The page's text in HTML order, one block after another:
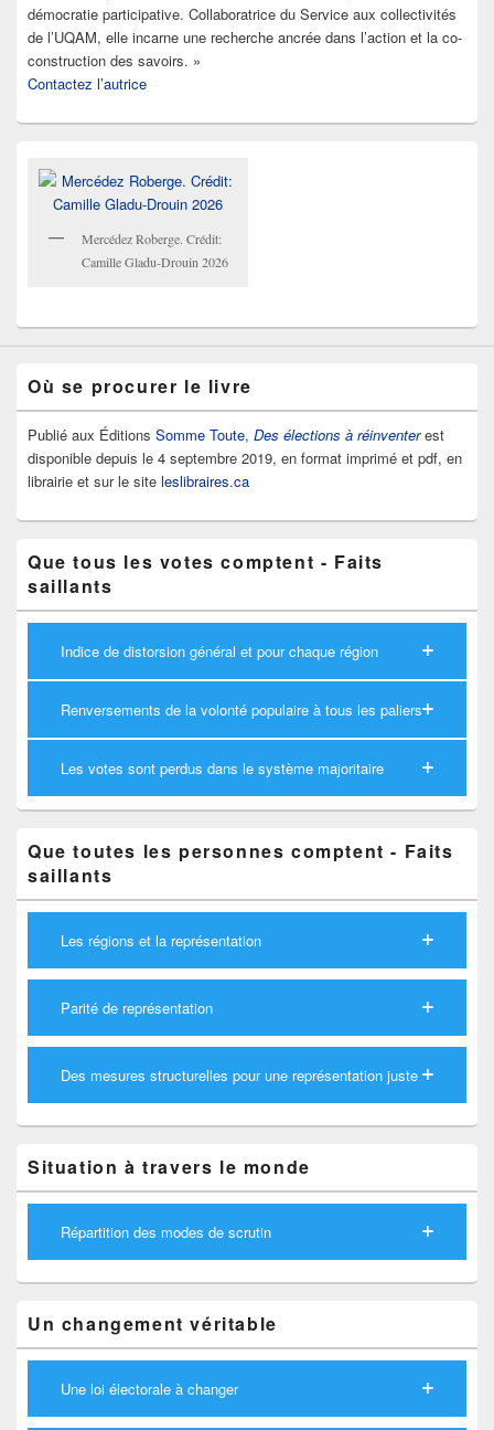
démocratie participative. Collaboratrice du Service aux collectivités
de l’UQAM, elle incarne une recherche ancrée dans l’action et la co-
construction des savoirs. »
Contactez l’autrice
Mercédez Roberge. Crédit:
Camille Gladu-Drouin 2026
Où se procurer le livre
Publié aux Éditions Somme Toute, Des élections à réinventerest
disponible depuis le 4 septembre 2019, en format imprimé et pdf, en
librairie et sur le site leslibraires.ca
Que tous les votes comptent - Faits
saillants
Indice de distorsion général et pour chaque région
Renversements de la volonté populaire à tous les paliers
Les votes sont perdus dans le système majoritaire
Que toutes les personnes comptent - Faits
saillants
Les régions et la représentation
Parité de représentation
Des mesures structurelles pour une représentation juste
Situation à travers le monde
Répartition des modes de scrutin
Un changement véritable
Une loi électorale à changer